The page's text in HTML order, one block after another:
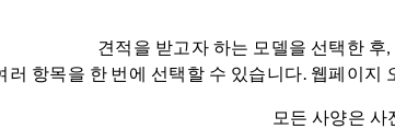
견적을 받고자 하는 모델을 선택한
러 항목을 한 번에 선택할 수 있습니다. 웹페이
모든 사양은